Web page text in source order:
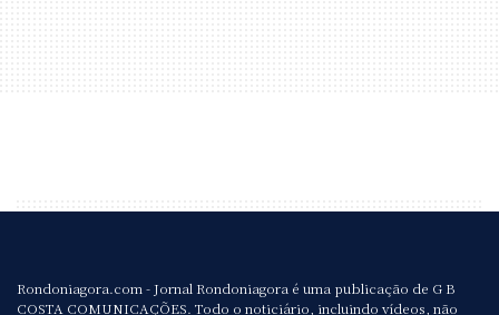
Rondoniagora.com - Jornal Rondoniagora é uma publicação de G B
COSTA COMUNICAÇÕES. Todo o noticiário, incluindo vídeos, não